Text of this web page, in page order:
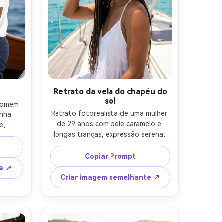
e
no rosto, classificação sutil do filme
fosco-AR 4:5
de
↗
Retrato da vela do chapéu do
sol
Retrato fotorealista de uma mulher
de 29 anos com pele caramelo e
longas tranças, expressão serena,
segurando a borda de um chapéu de
sol de palha; Usando um vestido
branco brisante, pulseira de concha,
maquiagem natural com destaque
brilhante; Em um convés de veleiro
com água turquesa brilhante; Sol
forte amolecido com preenchimento,
detalhe de sombra suave; Fujifilm
Copiar Prompt
Criar imagem semelhante ↗